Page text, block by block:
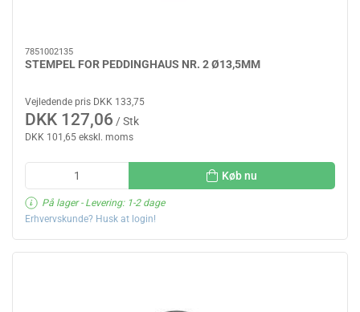
7851002135
STEMPEL FOR PEDDINGHAUS NR. 2 Ø13,5MM
Vejledende pris DKK 133,75
DKK 127,06 / Stk
DKK 101,65 ekskl. moms
Køb nu
På lager- Levering: 1-2 dage
Erhvervskunde? Husk at login!